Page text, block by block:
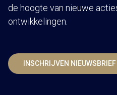
de hoogte van nieuwe
ontwikkelingen.
INSCHRIJVEN NIEUWSBRIEF